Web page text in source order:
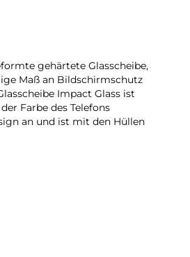
gehärtete Glasscheibe,
Maß an Bildschirmschutz
Impact Glass ist
Farbe des Telefons
an und ist mit den Hüllen